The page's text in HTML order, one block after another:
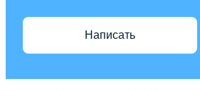
Написать